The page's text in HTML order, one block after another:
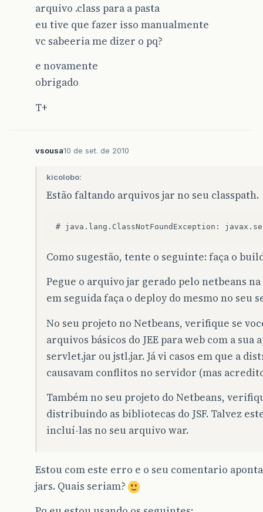
arquivo .class para a pasta
eu tive que fazer isso manualmente
vc sabeeria me dizer o pq?
e novamente
obrigado
T+
vsousa10 de set. de 2010
kicolobo:
Estão faltando arquivos jar no seu classpath.
Como sugestão, tente o seguinte: faça o
Pegue o arquivo jar gerado pelo netbeans
em seguida faça o deploy do mesmo no seu
No seu projeto no Netbeans, verifique se
arquivos básicos do JEE para web com a sua
servlet.jar ou jstl.jar. Já vi casos em que a
causavam conflitos no servidor (mas
Também no seu projeto do Netbeans,
distribuindo as bibliotecas do JSF. Talvez
incluí-las no seu arquivo war.
Estou com este erro e o seu comentario
jars. Quais seriam?